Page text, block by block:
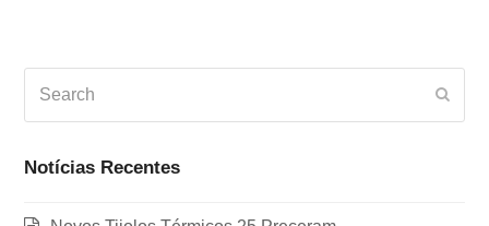
Notícias Recentes